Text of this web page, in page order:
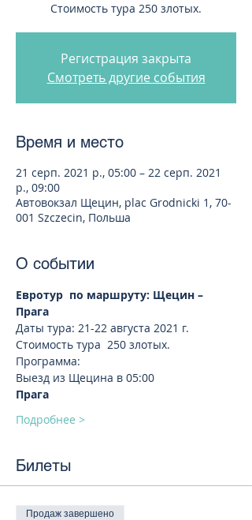
Стоимость тура 250 злотых.
Регистрация закрыта
Смотреть другие события
Время и место
21 серп. 2021 р., 05:00 – 22 серп. 2021
р., 09:00
Автовокзал Щецин, plac Grodnicki 1, 70-
001 Szczecin, Польша
О событии
Евротур  по маршруту: Щецин –
Прага
Даты тура: 21-22 августа 2021 г.
Стоимость тура  250 злотых.
Программа:
Выезд из Щецина в 05:00
Прага
Подробнее >
Билеты
Продаж завершено